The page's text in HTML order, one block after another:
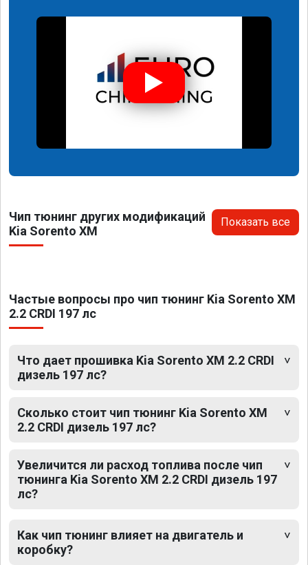
Чип тюнинг других модификаций
Kia Sorento XM
Показать все
Частые вопросы про чип тюнинг Kia Sorento XM
2.2 CRDI 197 лс
Что дает прошивка Kia Sorento XM 2.2 CRDI
дизель 197 лс?
Сколько стоит чип тюнинг Kia Sorento XM
2.2 CRDI дизель 197 лс?
Увеличится ли расход топлива после чип
тюнинга Kia Sorento XM 2.2 CRDI дизель 197
лс?
Как чип тюнинг влияет на двигатель и
коробку?